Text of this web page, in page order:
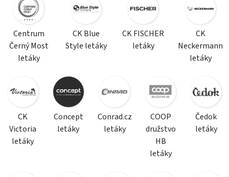
Centrum
Černý Most
letáky
CK Blue
Style letáky
CK FISCHER
letáky
CK
Neckermann
letáky
CK
Victoria
letáky
Concept
letáky
Conrad.cz
letáky
COOP
družstvo
HB
letáky
Čedok
letáky